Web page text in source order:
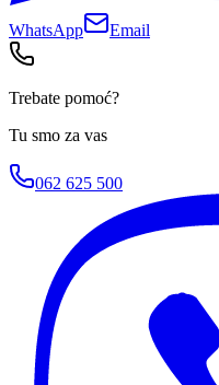
WhatsApp Email
Trebate pomoć?
Tu smo za vas
062 625 500